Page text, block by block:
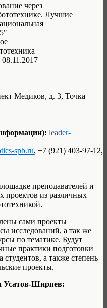
через
Лучшие
Медиков, д. 3, Точка
leader-
spb.ru, +7 (921) 403-97-12,
преподавателей и
проектов из различных
сами проекты
исследований, а так же
по тематике. Будут
практики подготовки
а также степень
проекты.
Усатов-Ширяев: